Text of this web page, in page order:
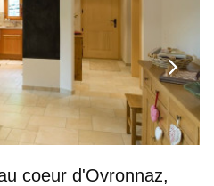
coeur d'Ovronnaz,